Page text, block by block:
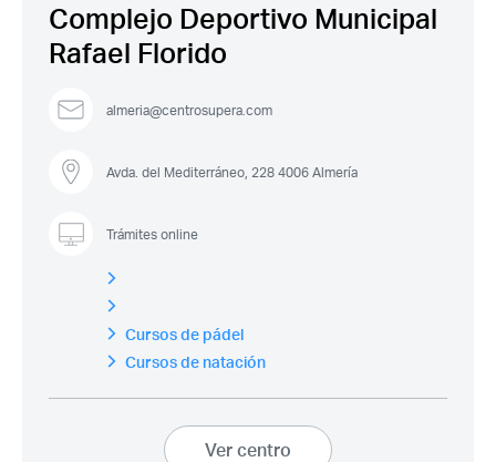
Acceso socios
Recuerda mis claves
Complejo Deportivo Municipal
Rafael Florido
almeria@centrosupera.com
Avda. del Mediterráneo, 228 4006 Almería
Trámites online
Cursos de pádel
Cursos de natación
Ver centro